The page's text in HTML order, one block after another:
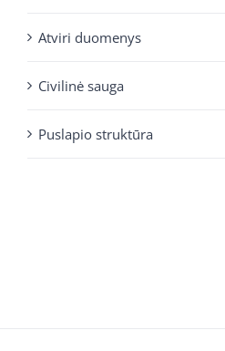
Atviri duomenys
Civilinė sauga
Puslapio struktūra